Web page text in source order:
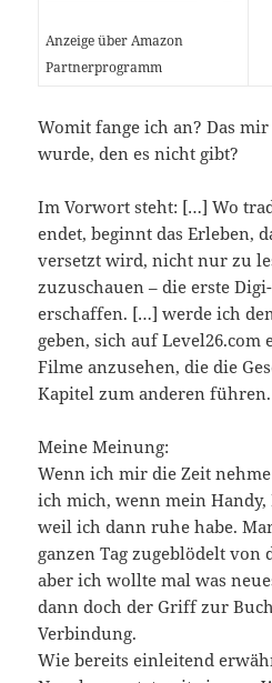
Anzeige über Amazon
Partnerprogramm
Womit fange ich an? Das
wurde, den es nicht gibt?
Im Vorwort steht: […] Wo
endet, beginnt das Erleben,
versetzt wird, nicht nur zu
zuzuschauen – die erste
erschaffen. […] werde ich
geben, sich auf
Filme anzusehen, die die
Kapitel zum anderen
Meine Meinung:
Wenn ich mir die Zeit
ich mich, wenn mein Handy,
weil ich dann ruhe habe.
ganzen Tag zugeblödelt von
aber ich wollte mal was
dann doch der Griff zur
Verbindung.
Wie bereits einleitend